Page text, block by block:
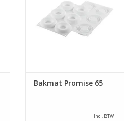
Bakmat Promise 65
Incl. BTW